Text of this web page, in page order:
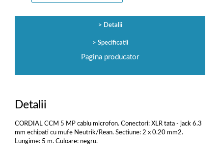
Detalii
Specificatii
Pagina producator
Detalii
CORDIAL CCM 5 MP cablu microfon. Conectori: XLR tata - jack 6.3
mm echipati cu mufe Neutrik/Rean. Sectiune: 2 x 0.20 mm2.
Lungime: 5 m. Culoare: negru.